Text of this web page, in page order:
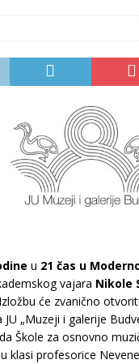
u 21 čas u
vajara Nikole
će zvanično otvoriti
„Muzeji i galerije
Škole za osnovno
klasi profesorice